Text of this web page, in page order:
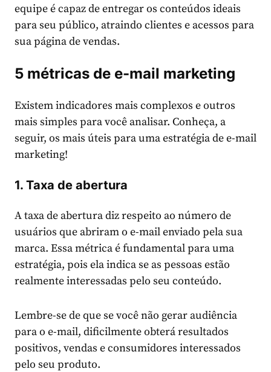
equipe é capaz de entregar os conteúdos ideais
para seu público, atraindo clientes e acessos para
sua página de vendas.
5 métricas de e-mail marketing
Existem indicadores mais complexos e outros
mais simples para você analisar. Conheça, a
seguir, os mais úteis para uma estratégia de e-mail
marketing!
1. Taxa de abertura
A taxa de abertura diz respeito ao número de
usuários que abriram o e-mail enviado pela sua
marca. Essa métrica é fundamental para uma
estratégia, pois ela indica se as pessoas estão
realmente interessadas pelo seu conteúdo.
Lembre-se de que se você não gerar audiência
para o e-mail, dificilmente obterá resultados
positivos, vendas e consumidores interessados
pelo seu produto.